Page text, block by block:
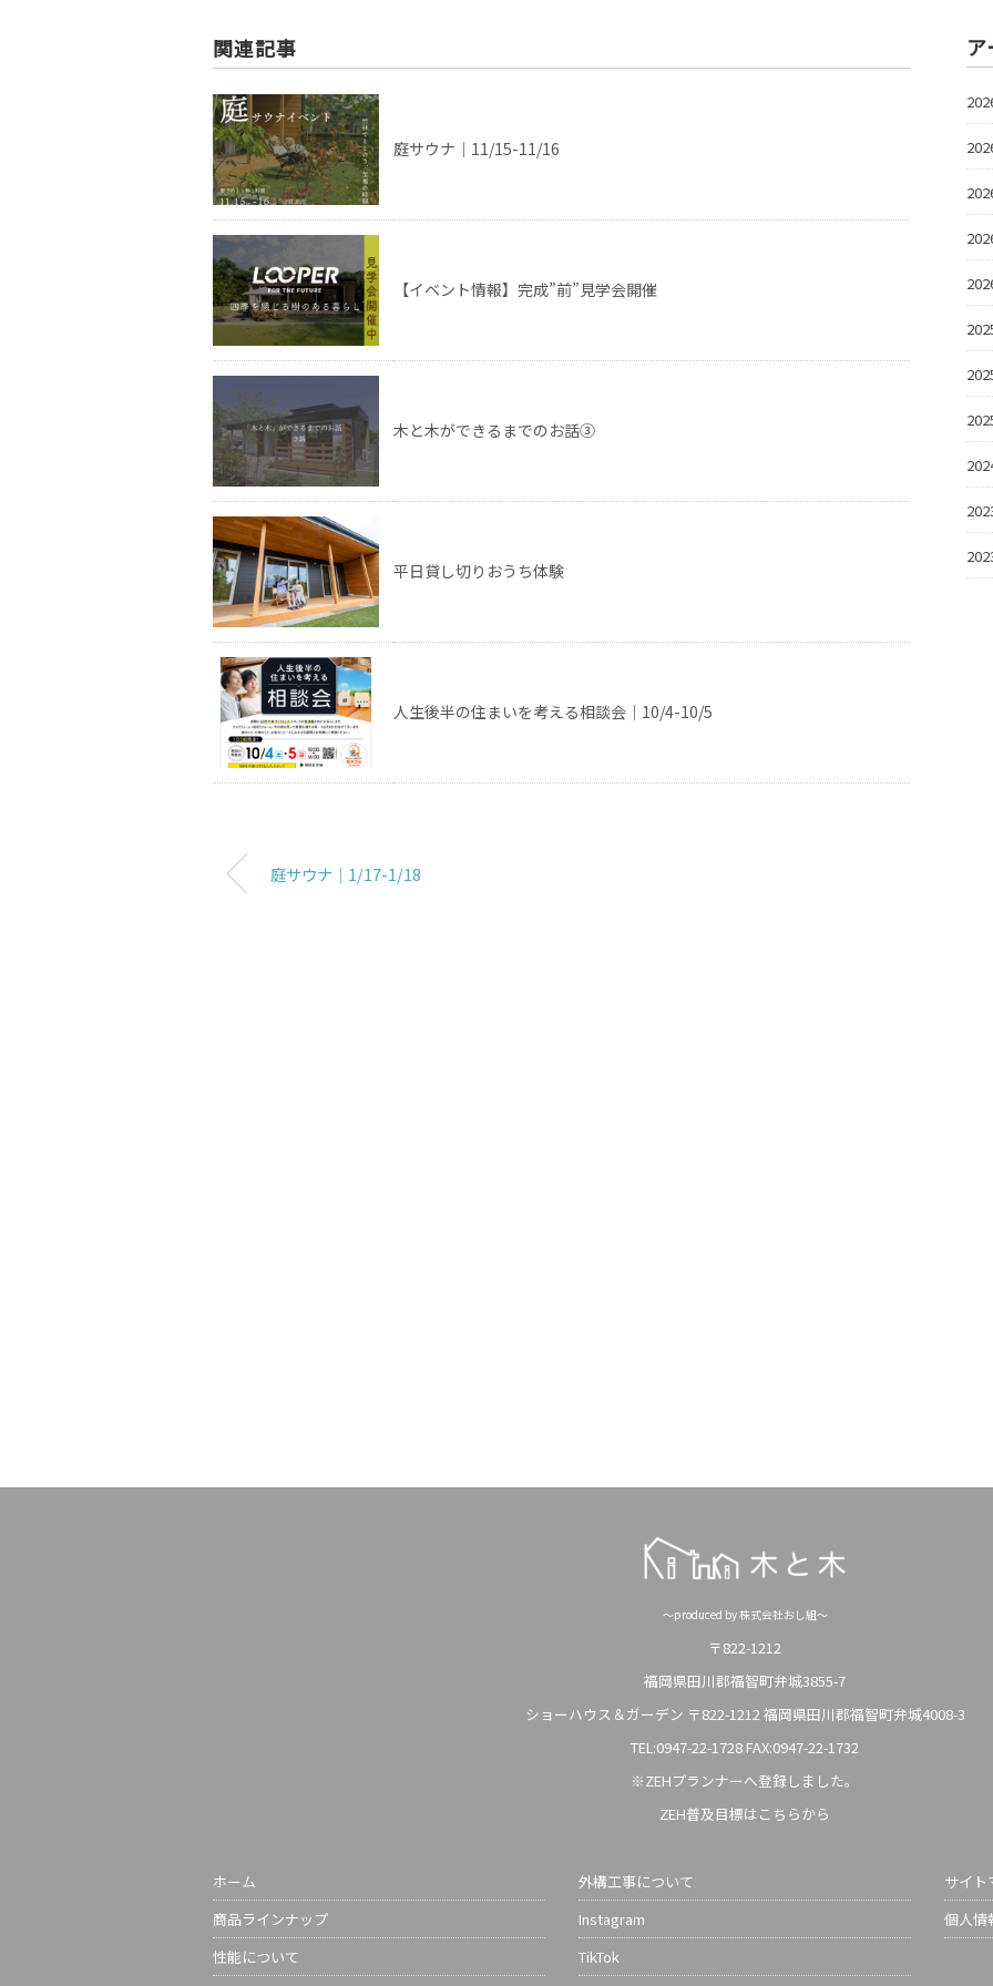
関連記事
庭サウナ｜11/15-11/16
【イベント情報】完成”前”見学会開催
木と木ができるまでのお話③
平日貸し切りおうち体験
人生後半の住まいを考える相談会｜10/4-10/5
庭サウナ｜1/17-1/18
～produced by 株式会社おし組～
〒822-1212
福岡県田川郡福智町弁城3855-7
ショーハウス＆ガーデン 〒822-1212 福岡県田川郡福智町弁城4008-3
TEL:0947-22-1728 FAX:0947-22-1732
※ZEHプランナーへ登録しました。
ZEH普及目標はこちらから
ホーム
商品ラインナップ
性能について
外構工事について
Instagram
TikTok
サイト
個人情